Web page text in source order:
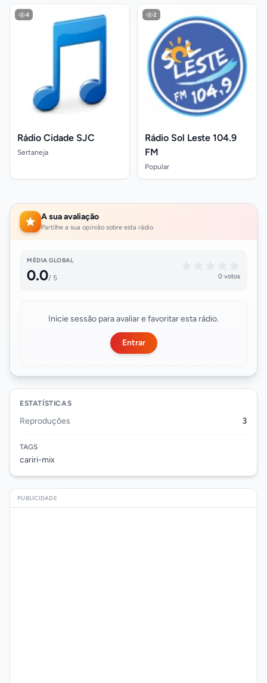
4
Rádio Cidade SJC
Sertaneja
2
Rádio Sol Leste 104.9
FM
Popular
A sua avaliação
Partilhe a sua opinião sobre esta rádio
MÉDIA GLOBAL
0.0/ 5 0 votos
Inicie sessão para avaliar e favoritar esta rádio.
Entrar
ESTATÍSTICAS
Reproduções 3
TAGS
cariri-mix
PUBLICIDADE